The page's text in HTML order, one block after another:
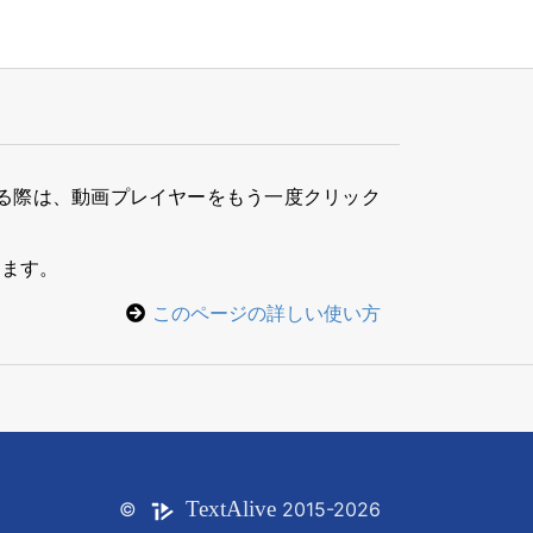
は、動画プレイヤーをもう一度クリック
す。
このページの詳しい使い方
© TextAlive2015-2026